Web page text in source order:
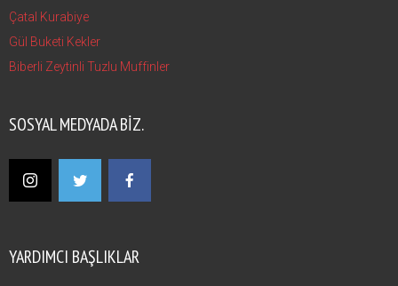
Çatal Kurabiye
Gül Buketi Kekler
Biberli Zeytinli Tuzlu Muffinler
SOSYAL MEDYADA BIZ.
YARDIMCI BAŞLIKLAR